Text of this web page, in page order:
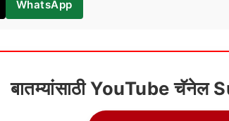
WhatsApp
बातम्यांसाठी YouTube चॅनेल